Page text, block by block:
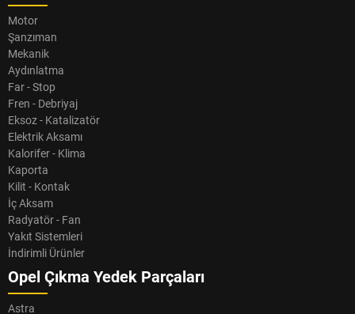
Motor
Şanzıman
Mekanik
Aydınlatma
Far - Stop
Fren - Debriyaj
Eksoz - Katalizatör
Elektrik Aksamı
Kalorifer - Klima
Kaporta
Kilit - Kontak
İç Aksam
Radyatör - Fan
Yakıt Sistemleri
İndirimli Ürünler
Opel Çıkma Yedek Parçaları
Astra